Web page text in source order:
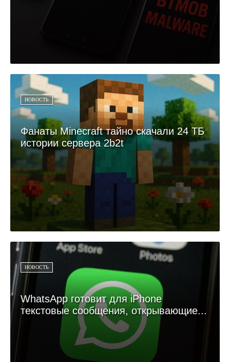
НОВОСТЬ
Фанаты Minecraft тайно скачали 24 ТБ
истории сервера 2b2t
НОВОСТЬ
WhatsApp готовит для iPhone
текстовые сообщения, открывающие...